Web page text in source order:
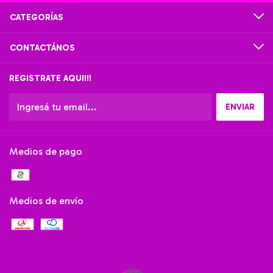
CATEGORÍAS
CONTACTÁNOS
REGISTRATE AQUI!!!
Medios de pago
Medios de envío